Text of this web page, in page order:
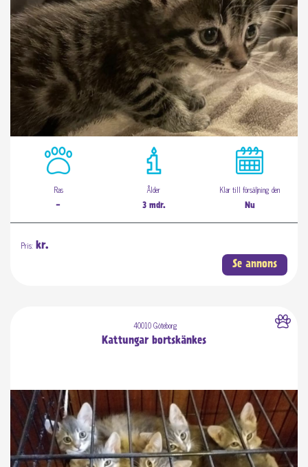
Ras
-
Ålder
3 mdr.
Klar till försäljning den
Nu
Pris: kr.
Se annons
40010 Göteborg
Kattungar bortskänkes